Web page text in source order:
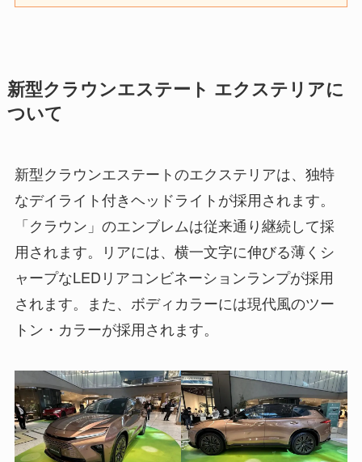
新型クラウンエステート エクステリアに
ついて
新型クラウンエステートのエクステリアは、独特
なデイライト付きヘッドライトが採用されます。
「クラウン」のエンブレムは従来通り継続して採
用されます。リアには、横一文字に伸びる薄くシ
ャープなLEDリアコンビネーションランプが採用
されます。また、ボディカラーには現代風のツー
トン・カラーが採用されます。